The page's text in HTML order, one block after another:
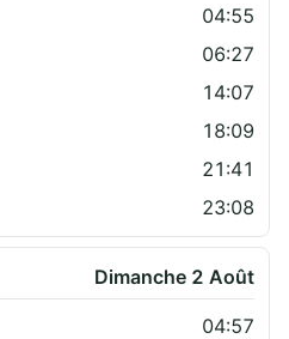
04:55
06:27
14:07
18:09
21:41
23:08
Dimanche 2 Août
04:57